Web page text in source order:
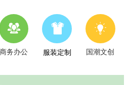
商务办公 服装定制 国潮文创